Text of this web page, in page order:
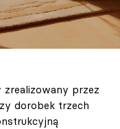
przez
dorobek trzech